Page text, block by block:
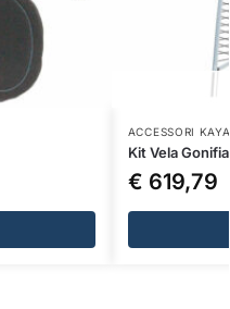
ACCESSORI
Kit Vela
€ 619,79